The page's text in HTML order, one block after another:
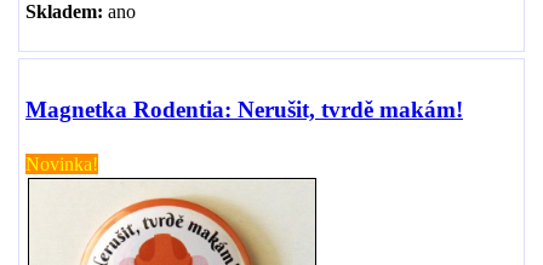
Skladem: ano
Magnetka Rodentia: Nerušit, tvrdě makám!
Novinka!